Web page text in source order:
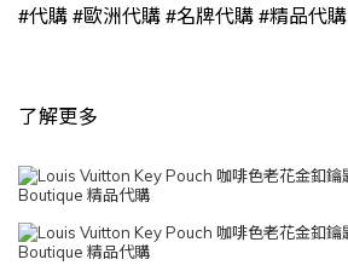
#代購 #歐洲代購 #名牌代購 #精品代購
了解更多